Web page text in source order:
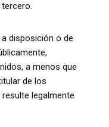
a disposición o de
a menos que
de los
legalmente